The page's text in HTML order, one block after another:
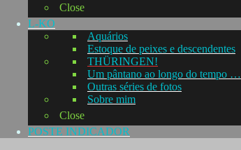
Close
L-KO
Aquários
Estoque de peixes e descendentes
THÜRINGEN!
Um pântano ao longo do tempo …
Outras séries de fotos
Sobre mim
Close
POSTE INDICADOR